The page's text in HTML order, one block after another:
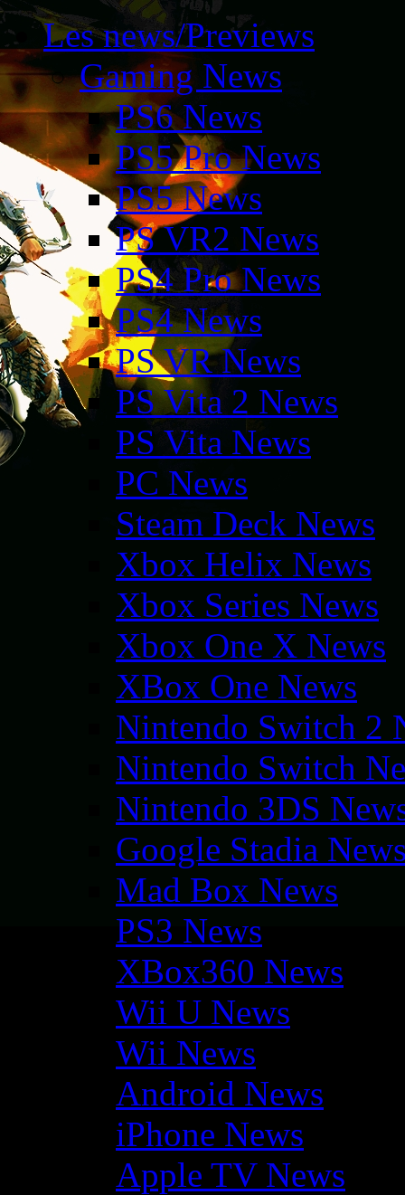
Les news/Previews
Gaming News
PS6 News
PS5 Pro News
PS5 News
PS VR2 News
PS4 Pro News
PS4 News
PS VR News
PS Vita 2 News
PS Vita News
PC News
Steam Deck News
Xbox Helix News
Xbox Series News
Xbox One X News
XBox One News
Nintendo Switch 2
Nintendo Switch
Nintendo 3DS
Google Stadia
Mad Box News
PS3 News
XBox360 News
Wii U News
Wii News
Android News
iPhone News
Apple TV News